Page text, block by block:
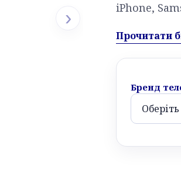
›
iPhone,
Прочитати
Бренд